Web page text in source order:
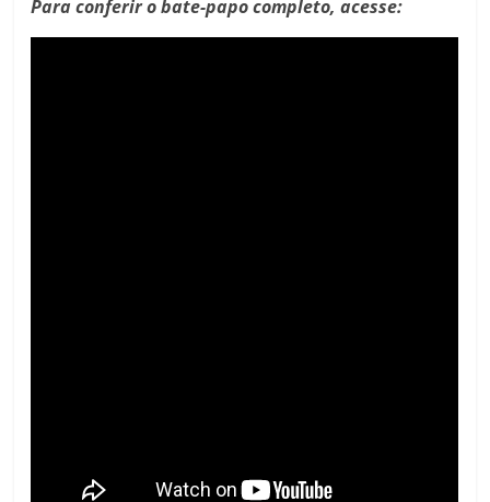
Para conferir o bate-papo completo, acesse: